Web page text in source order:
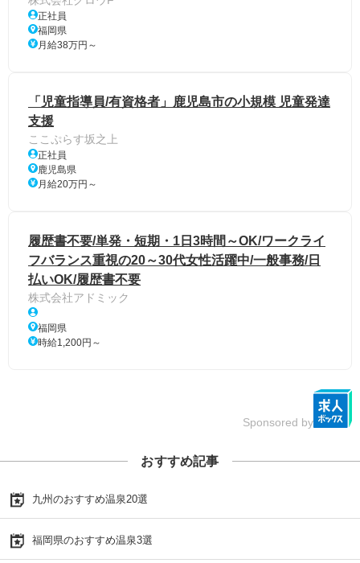
正社員
福岡県
月給38万円～
「児童指導員/有資格者」鹿児島市の小規模 児童発達
支援
ここぷらす坂之上
正社員
鹿児島県
月給20万円～
履歴書不要/単発・短期・1日3時間～OK/ワークライ
フバランス重視の20～30代女性活躍中/一般事務/日
払いOK/履歴書不要
株式会社アドミック
福岡県
時給1,200円～
Sponsored by
おすすめ記事
九州のおすすめ温泉20選
福岡県のおすすめ温泉3選